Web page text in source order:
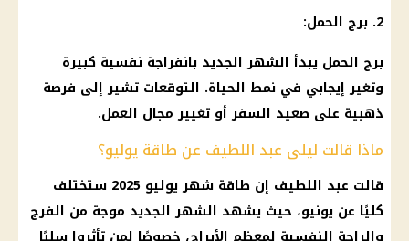
2. برج الحمل:
برج الحمل يبدأ الشهر الجديد بانفراجة نفسية كبيرة
وتغير إيجابي في نمط الحياة. التوقعات تشير إلى فرصة
ذهبية على صعيد السفر أو تغيير مجال العمل.
ماذا قالت ليلى عبد اللطيف عن طاقة يوليو؟
قالت عبد اللطيف إن طاقة شهر يوليو 2025 ستختلف
كليًا عن يونيو، حيث يشهد الشهر الجديد موجة من الفرج